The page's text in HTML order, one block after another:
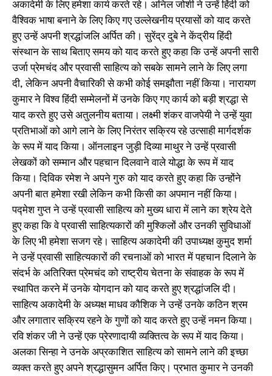
अकादेमी के लिए हमेशा कार्य करते रहे। अनिल जोशी ने उन्हें हिंदी को
वैश्विक भाषा बनाने के लिए किए गए उल्लेखनीय प्रयासों को याद करते
हुए उन्हें अपनी श्रद्धांजलि अर्पित की। सुरेंद्र दुबे ने केंद्रीय हिंदी
संस्थान के साथ बिताए समय को याद करते हुए कहा कि उन्हें अपनी सारी
उर्जा प्रेमचंद और प्रवासी साहित्य को सबके सामने लाने के लिए लगा
दी, लेकिन अपनी वैचारिकी से कभी कोई समझौता नहीं किया। नारायण
कुमार ने विश्व हिंदी सम्मेलनों में उनके किए गए कार्य को बड़ी श्रद्धा से
याद करते हुए उसे अतुलनीय बताया। लक्ष्मी शंकर वाजपेयी ने उन्हें युवा
प्रतिभाओं को आगे लाने के लिए निरंतर सक्रिय रहे उत्साही मार्गदर्शक
के रूप में याद किया। ऑनलाइन जुड़ी दिव्या माथुर ने उन्हें प्रवासी
लेखकों को सम्मान और पहचान दिलवाने वाले योद्धा के रूप में याद
किया। दिविक रमेश ने अपने गुरु को याद करते हुए कहा कि उन्होंने
अपनी बात हमेशा रखी लेकिन कभी किसी का अपमान नहीं किया।
पद्मेश गुप्त ने उन्हें प्रवासी साहित्य को मुख्य धारा में लाने का श्रेय देते
हुए कहा कि वे प्रवासी साहित्यकारों की मुश्किलों और उनकी सुविधाओं
के लिए भी हमेशा सजग रहे। साहित्य अकादेमी की उपाध्यक्ष कुमुद शर्मा
ने उन्हें प्रवासी साहित्यकारों की रचनाओं को भारत में पहचान दिलाने के
संदर्भ के अतिरिक्त प्रेमचंद को राष्ट्रीय चेतना के संवाहक के रूप में
स्थापित करने में उनके योगदान को याद करते हुए श्रद्धांजलि दी।
साहित्य अकादेमी के अध्यक्ष माधव कौशिक ने उन्हें उनके कठिन श्रम
और लगातार सक्रिय रहने के गुणों को याद करते हुए उन्हें नमन किया।
रवि शंकर जी ने उन्हें एक प्रेरणादायी व्यक्तित्व के रूप में याद किया।
अलका सिन्हा ने उनके अप्रकाशित साहित्य को सामने लाने की इच्छा
व्यक्त करते हुए अपने श्रद्धासुमन अर्पित किए। प्रभात कुमार ने उनकी